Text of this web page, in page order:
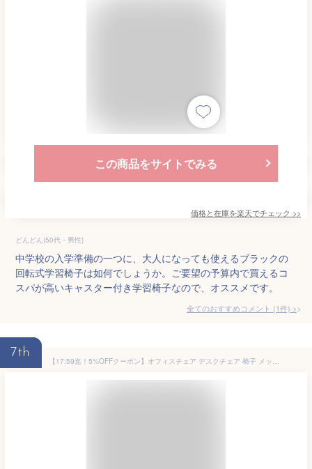
この商品をサイトでみる
価格と在庫を楽天でチェック >>
どんどん(50代・男性)
中学校の入学準備の一つに、大人になっても使えるブラックの
回転式学習椅子は如何でしょうか。ご要望の予算内で買えるコ
スパが高いキャスター付き学習椅子なので、オススメです。
全てのおすすめコメント (1件) >
7th
【17:59迄！5%OFFクーポン】オフィスチェア デスクチェア 椅子 メッシュ ハイバック ロッキング チェアー パソコンチェア ワークチェア 昇降 オフィスチェアー コンパクト 回転 疲れにくい いす 事務椅子 学習椅子 キャスター付 おしゃれ ブラック ホワイト 白 黒 送料無料